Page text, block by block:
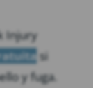
Injury
si
y fuga.